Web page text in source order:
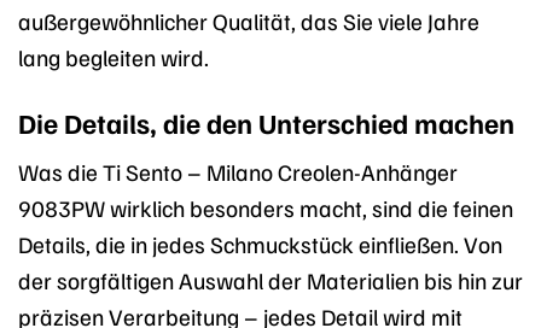
außergewöhnlicher Qualität, das Sie viele Jahre
lang begleiten wird.
Die Details, die den Unterschied machen
Was die Ti Sento – Milano Creolen-Anhänger
9083PW wirklich besonders macht, sind die feinen
Details, die in jedes Schmuckstück einfließen. Von
der sorgfältigen Auswahl der Materialien bis hin zur
präzisen Verarbeitung – jedes Detail wird mit